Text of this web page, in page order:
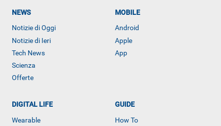
NEWS
Notizie di Oggi
Notizie di Ieri
Tech News
Scienza
Offerte
MOBILE
Android
Apple
App
DIGITAL LIFE
Wearable
GUIDE
How To